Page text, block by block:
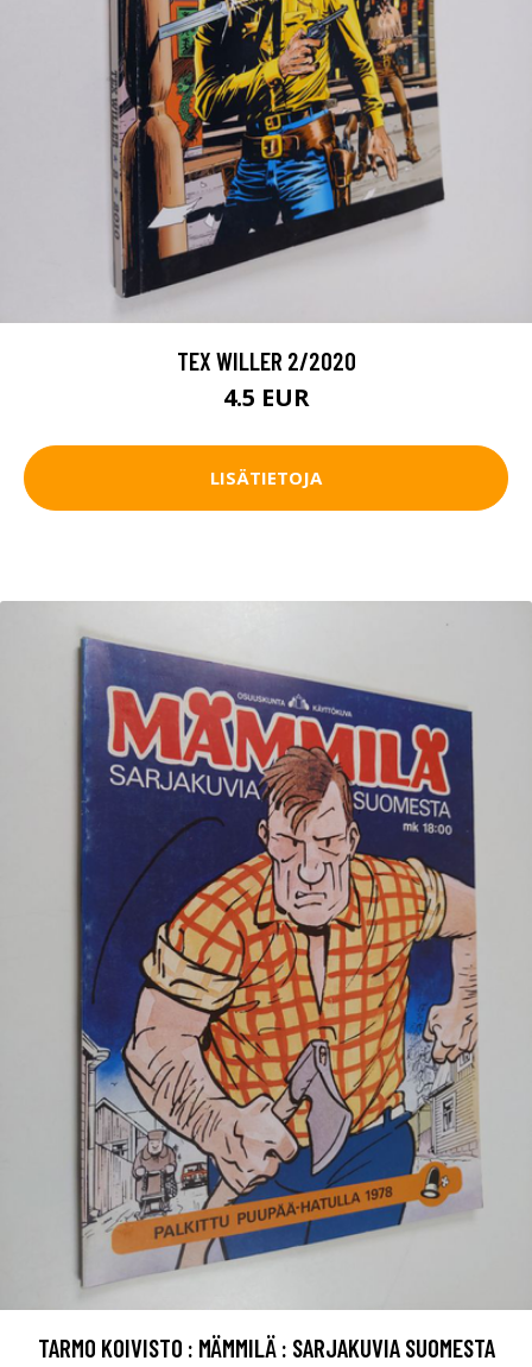
TEX WILLER 2/2020
4.5 EUR
LISÄTIETOJA
TARMO KOIVISTO : MÄMMILÄ : SARJAKUVIA SUOMESTA